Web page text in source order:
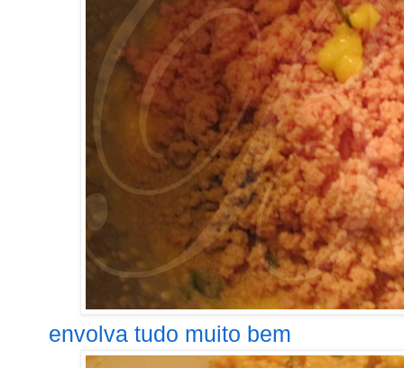
envolva tudo muito bem